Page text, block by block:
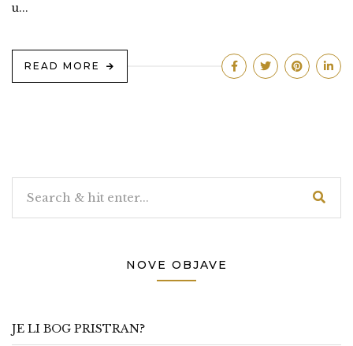
u...
READ MORE
NOVE OBJAVE
JE LI BOG PRISTRAN?